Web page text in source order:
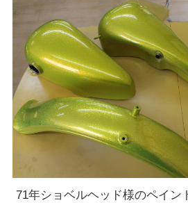
71年ショベルヘッド様のペイン